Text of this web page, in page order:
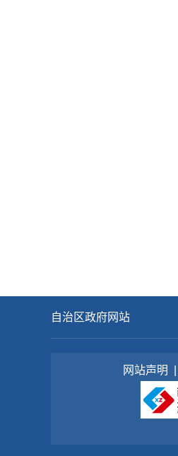
自治区政府网站
网站声明